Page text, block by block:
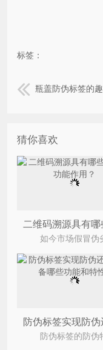
标签：
瓶盖防伪标签的趣味推广，揭盖扫码
猜你喜欢